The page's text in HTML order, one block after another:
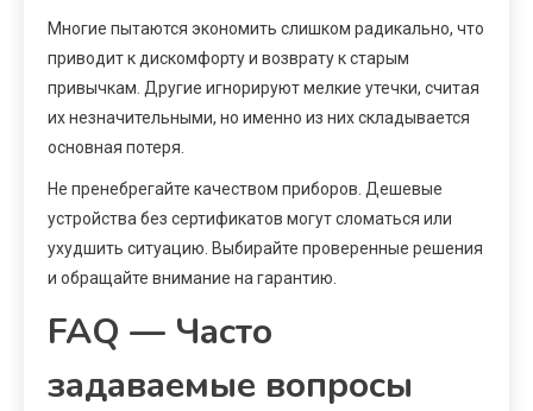
Многие пытаются экономить слишком радикально, что
приводит к дискомфорту и возврату к старым
привычкам. Другие игнорируют мелкие утечки, считая
их незначительными, но именно из них складывается
основная потеря.
Не пренебрегайте качеством приборов. Дешевые
устройства без сертификатов могут сломаться или
ухудшить ситуацию. Выбирайте проверенные решения
и обращайте внимание на гарантию.
FAQ — Часто
задаваемые вопросы